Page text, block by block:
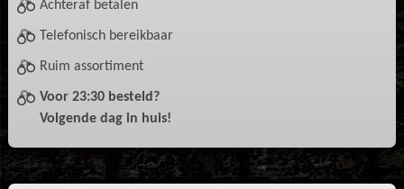
Achteraf betalen
Telefonisch bereikbaar
Ruim assortiment
Voor 23:30 besteld?
Volgende dag in huis!